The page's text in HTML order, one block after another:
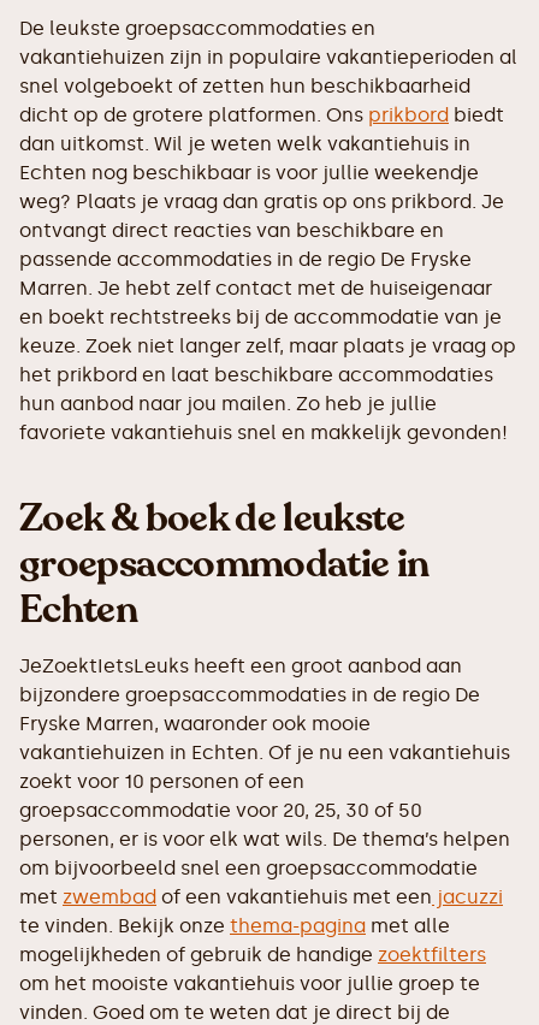
De leukste groepsaccommodaties en
vakantiehuizen zijn in populaire vakantieperioden al
snel volgeboekt of zetten hun beschikbaarheid
dicht op de grotere platformen. Ons prikbord biedt
dan uitkomst. Wil je weten welk vakantiehuis in
Echten nog beschikbaar is voor jullie weekendje
weg? Plaats je vraag dan gratis op ons prikbord. Je
ontvangt direct reacties van beschikbare en
passende accommodaties in de regio De Fryske
Marren. Je hebt zelf contact met de huiseigenaar
en boekt rechtstreeks bij de accommodatie van je
keuze. Zoek niet langer zelf, maar plaats je vraag op
het prikbord en laat beschikbare accommodaties
hun aanbod naar jou mailen. Zo heb je jullie
favoriete vakantiehuis snel en makkelijk gevonden!
Zoek & boek de leukste
groepsaccommodatie in
Echten
JeZoektIetsLeuks heeft een groot aanbod aan
bijzondere groepsaccommodaties in de regio De
Fryske Marren, waaronder ook mooie
vakantiehuizen in Echten. Of je nu een vakantiehuis
zoekt voor 10 personen of een
groepsaccommodatie voor 20, 25, 30 of 50
personen, er is voor elk wat wils. De thema’s helpen
om bijvoorbeeld snel een groepsaccommodatie
met zwembad of een vakantiehuis met een jacuzzi
te vinden. Bekijk onze thema-pagina met alle
mogelijkheden of gebruik de handige zoektfilters
om het mooiste vakantiehuis voor jullie groep te
vinden. Goed om te weten dat je direct bij de